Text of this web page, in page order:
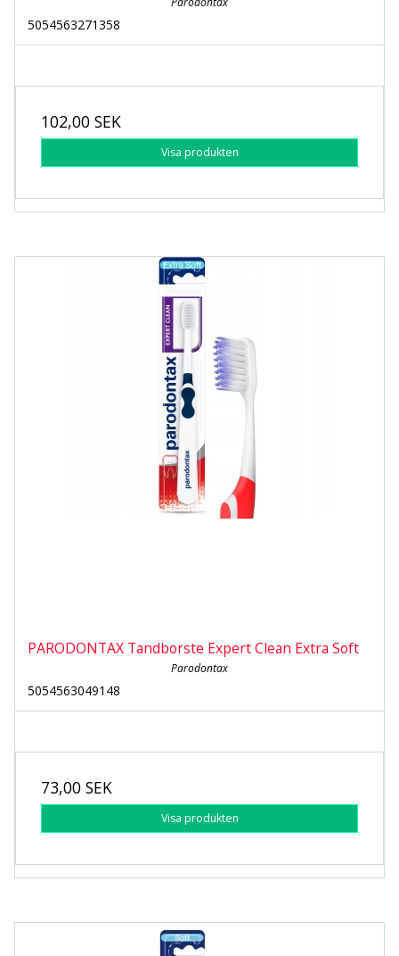
5054563271358
102,00 SEK
Visa produkten
PARODONTAX Tandborste Expert Clean Extra Soft
Parodontax
5054563049148
73,00 SEK
Visa produkten